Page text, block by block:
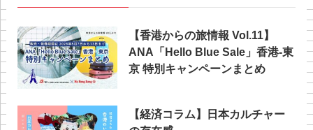
【香港からの旅情報 Vol.11】
ANA「Hello Blue Sale」香港‐東
京 特別キャンペーンまとめ
【経済コラム】日本カルチャー